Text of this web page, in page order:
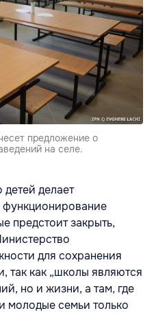
предложение о
на селе.
детей делает
предстоит закрыть,
для сохранения
так как „школы являются
но и жизни, а там, где
молодые семьи только